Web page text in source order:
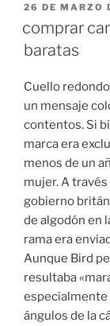
PUBLICADO
26 DE MARZO
comprar
baratas
Cuello
un mensaje
contentos. Si
marca era
menos de un
mujer. A
gobierno
de algodón en
rama era
Aunque Bird
resultaba
especialmente
ángulos de la